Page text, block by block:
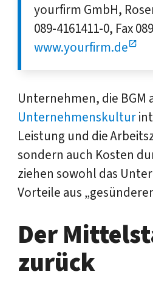
yourfirm GmbH,
089-4161411-0, Fax
www.yourfirm.de
Unternehmen, die BGM
Unternehmenskultur
Leistung und die
sondern auch Kosten
ziehen sowohl das
Vorteile aus
Der
zurück